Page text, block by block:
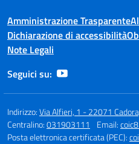
Amministrazione Trasparente
Dichiarazione di accessibilità
Note Legali
Seguici su:
Indirizzo:Via Alfieri, 1 - 22071
Centralino:031903111 Email:
Posta elettronica certificata (PEC):